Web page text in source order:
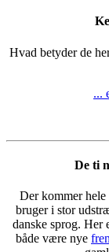
Hvad betyder de
...
De ti
Der kommer
bruger i stor
danske sprog. Her
både være nye